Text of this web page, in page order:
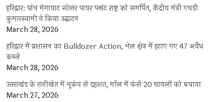
हरिद्वार: पांच मेगावाट सोलर पावर प्लांट राष्ट्र को समर्पित, केंद्रीय मंत्री एचडी
कुमारस्वामी ने किया उद्घाटन
March 28, 2026
हरिद्वार में प्रशासन का Bulldozer Action, भेल क्षेत्र में हटाए गए 47 अवैध
कब्जे
March 28, 2026
उत्तराखंड के रानीखेत में भूकंप से दहशत, मॉल में फंसे 20 घायलों को बचाया
March 27, 2026